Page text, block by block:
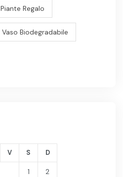
Piante Regalo
Vaso Biodegradabile
V S D
1 2